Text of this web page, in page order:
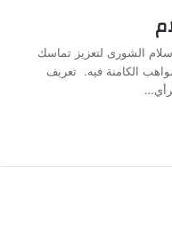
الشورى لتعزيز تماسك
الكامنة فيه. تعريف